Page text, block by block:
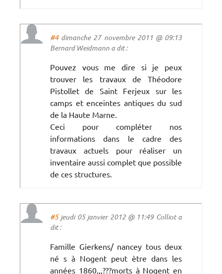
#4dimanche 27 novembre 2011 @ 09:13
Bernard Weidmann a dit :
Pouvez vous me dire si je peux
trouver les travaux de Théodore
Pistollet de Saint Ferjeux sur les
camps et enceintes antiques du sud
de la Haute Marne.
Ceci pour compléter nos
informations dans le cadre des
travaux actuels pour réaliser un
inventaire aussi complet que possible
de ces structures.
#5jeudi 05 janvier 2012 @ 11:49 Colliot a
dit :
Famille Gierkens/ nancey tous deux
né s à Nogent peut ètre dans les
années 1860,,,???morts à Nogent en